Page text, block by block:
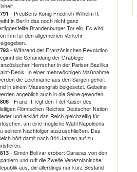
- Preußens König Friedrich Wilhelm II.
in Berlin das noch nicht ganz
Brandenburger Tor ein. Es wird
ihm für den allgemeinen Verkehr
- Während der Französischen Revolution
die Schändung der Grablege
Herrscher in der Pariser Basilika
Denis. In einer mehrwöchigen Maßnahme
die Leichname aus den Särgen geholt
in einem Massengrab beigesetzt. Gebeine
angeblich auch in die Seine geworfen.
- Franz II. legt den Titel Kaiser des
Römischen Reiches Deutscher Nation
und erklärt das Reich gleichzeitig für
um eine mögliche Wahl Napoleons
seinem Nachfolger auszuschließen. Das
hört damit nach 844 Jahren auf zu
- Simón Bolívar erobert Caracas von den
und ruft die Zweite Venezolanische
aus, die allerdings nur kurz Bestand